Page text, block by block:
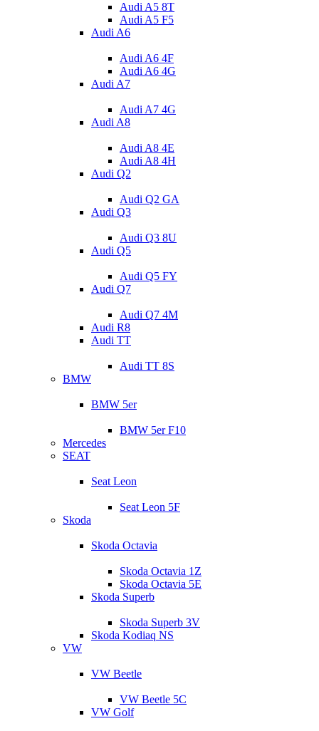
Audi A5 8T
Audi A5 F5
Audi A6
Audi A6 4F
Audi A6 4G
Audi A7
Audi A7 4G
Audi A8
Audi A8 4E
Audi A8 4H
Audi Q2
Audi Q2 GA
Audi Q3
Audi Q3 8U
Audi Q5
Audi Q5 FY
Audi Q7
Audi Q7 4M
Audi R8
Audi TT
Audi TT 8S
BMW
BMW 5er
BMW 5er F10
Mercedes
SEAT
Seat Leon
Seat Leon 5F
Skoda
Skoda Octavia
Skoda Octavia 1Z
Skoda Octavia 5E
Skoda Superb
Skoda Superb 3V
Skoda Kodiaq NS
VW
VW Beetle
VW Beetle 5C
VW Golf